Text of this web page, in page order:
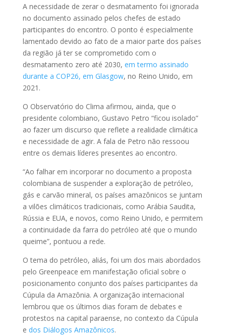
A necessidade de zerar o desmatamento foi ignorada
no documento assinado pelos chefes de estado
participantes do encontro. O ponto é especialmente
lamentado devido ao fato de a maior parte dos países
da região já ter se comprometido com o
desmatamento zero até 2030, em termo assinado
durante a COP26, em Glasgow, no Reino Unido, em
2021.
O Observatório do Clima afirmou, ainda, que o
presidente colombiano, Gustavo Petro “ficou isolado”
ao fazer um discurso que reflete a realidade climática
e necessidade de agir. A fala de Petro não ressoou
entre os demais líderes presentes ao encontro.
“Ao falhar em incorporar no documento a proposta
colombiana de suspender a exploração de petróleo,
gás e carvão mineral, os países amazônicos se juntam
a vilões climáticos tradicionais, como Arábia Saudita,
Rússia e EUA, e novos, como Reino Unido, e permitem
a continuidade da farra do petróleo até que o mundo
queime”, pontuou a rede.
O tema do petróleo, aliás, foi um dos mais abordados
pelo Greenpeace em manifestação oficial sobre o
posicionamento conjunto dos países participantes da
Cúpula da Amazônia. A organização internacional
lembrou que os últimos dias foram de debates e
protestos na capital paraense, no contexto da Cúpula
e dos Diálogos Amazônicos.